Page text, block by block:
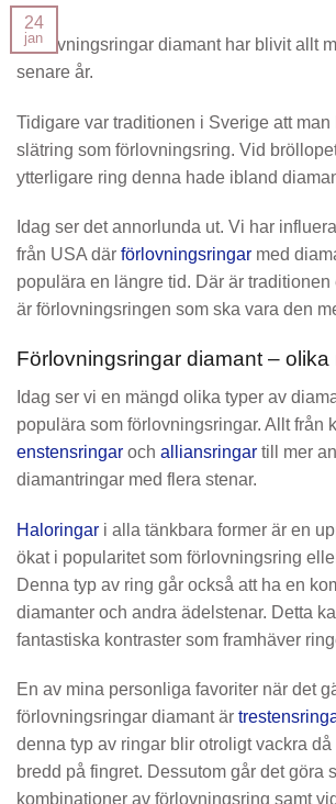
24
jan
Förlovningsringar diamant har blivit allt
senare år.
Tidigare var traditionen i Sverige att man
slätring som förlovningsring. Vid
ytterligare ring denna hade ibland
Idag ser det annorlunda ut. Vi har
från USA där förlovningsringar med
populära en längre tid. Där är
är förlovningsringen som ska vara den
Förlovningsringar diamant – olika
Idag ser vi en mängd olika typer av
populära som förlovningsringar. Allt från
enstensringar och alliansringar till mer
diamantringar med flera stenar.
Haloringar i alla tänkbara former är en
ökat i popularitet som förlovningsring
Denna typ av ring går också att ha en
diamanter och andra ädelstenar. Detta
fantastiska kontraster som framhäver
En av mina personliga favoriter när det
förlovningsringar diamant är
denna typ av ringar blir otroligt vackra då
bredd på fingret. Dessutom går det göra
kombinationer av förlovningsring samt